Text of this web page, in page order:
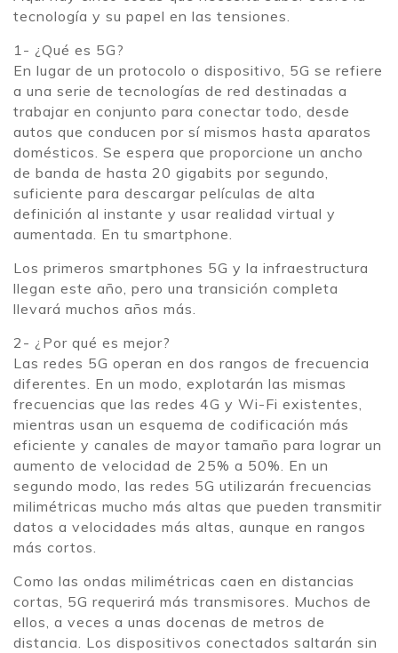
tecnología y su papel en las tensiones.
1- ¿Qué es 5G?
En lugar de un protocolo o dispositivo, 5G se refiere
a una serie de tecnologías de red destinadas a
trabajar en conjunto para conectar todo, desde
autos que conducen por sí mismos hasta aparatos
domésticos. Se espera que proporcione un ancho
de banda de hasta 20 gigabits por segundo,
suficiente para descargar películas de alta
definición al instante y usar realidad virtual y
aumentada. En tu smartphone.
Los primeros smartphones 5G y la infraestructura
llegan este año, pero una transición completa
llevará muchos años más.
2- ¿Por qué es mejor?
Las redes 5G operan en dos rangos de frecuencia
diferentes. En un modo, explotarán las mismas
frecuencias que las redes 4G y Wi-Fi existentes,
mientras usan un esquema de codificación más
eficiente y canales de mayor tamaño para lograr un
aumento de velocidad de 25% a 50%. En un
segundo modo, las redes 5G utilizarán frecuencias
milimétricas mucho más altas que pueden transmitir
datos a velocidades más altas, aunque en rangos
más cortos.
Como las ondas milimétricas caen en distancias
cortas, 5G requerirá más transmisores. Muchos de
ellos, a veces a unas docenas de metros de
distancia. Los dispositivos conectados saltarán sin